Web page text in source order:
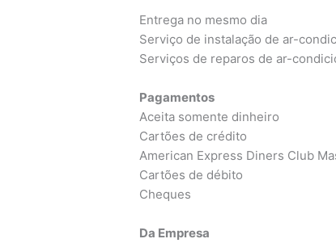
Entrega no mesmo dia
Serviço de instalação de ar-
Serviços de reparos de ar-
Pagamentos
Aceita somente dinheiro
Cartões de crédito
American Express Diners Club
Cartões de débito
Cheques
Da Empresa